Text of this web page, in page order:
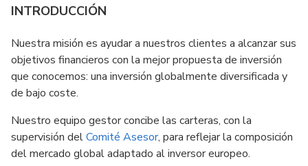
INTRODUCCIÓN
Nuestra misión es ayudar a nuestros clientes a alcanzar sus
objetivos financieros con la mejor propuesta de inversión
que conocemos: una inversión globalmente diversificada y
de bajo coste.
Nuestro equipo gestor concibe las carteras, con la
supervisión delComité Asesor, para reflejar la composición
del mercado global adaptado al inversor europeo.